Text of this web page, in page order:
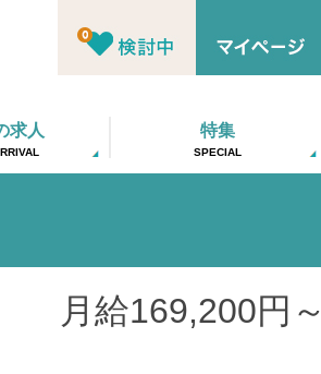
求人 特集
SPECIAL
月給169,200円～